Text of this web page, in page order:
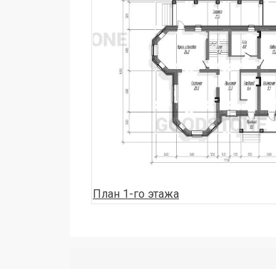
План 1-го этажа